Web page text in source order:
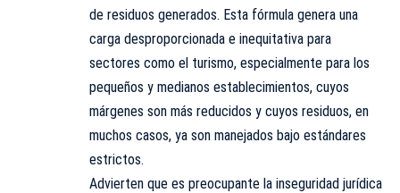
de residuos generados. Esta fórmula genera una
carga desproporcionada e inequitativa para
sectores como el turismo, especialmente para los
pequeños y medianos establecimientos, cuyos
márgenes son más reducidos y cuyos residuos, en
muchos casos, ya son manejados bajo estándares
estrictos.
Advierten que es preocupante la inseguridad jurídica